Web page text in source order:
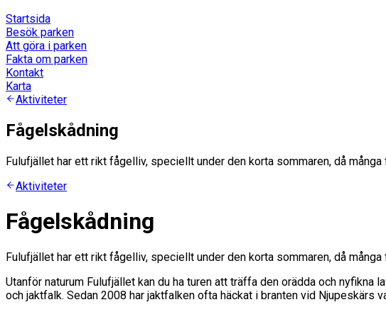
Startsida
Besök parken
Att göra i parken
Fakta om parken
Kontakt
Karta
Aktiviteter
Fågelskådning
Fulufjället har ett rikt fågelliv, speciellt under den korta sommaren, då många
Aktiviteter
Fågelskådning
Fulufjället har ett rikt fågelliv, speciellt under den korta sommaren, då många
Utanför naturum Fulufjället kan du ha turen att träffa den orädda och
och jaktfalk. Sedan 2008 har jaktfalken ofta häckat i branten vid Njupeskärs